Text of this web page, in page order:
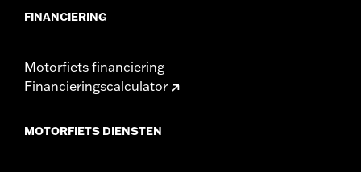
FINANCIERING
Motorfiets financiering
Financieringscalculator
MOTORFIETS DIENSTEN